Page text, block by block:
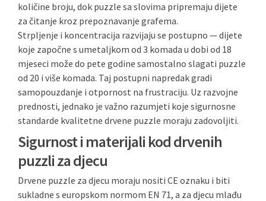
količine broju, dok puzzle sa slovima pripremaju dijete
za čitanje kroz prepoznavanje grafema.
Strpljenje i koncentracija razvijaju se postupno — dijete
koje započne s umetaljkom od 3 komada u dobi od 18
mjeseci može do pete godine samostalno slagati puzzle
od 20 i više komada. Taj postupni napredak gradi
samopouzdanje i otpornost na frustraciju. Uz razvojne
prednosti, jednako je važno razumjeti koje sigurnosne
standarde kvalitetne drvene puzzle moraju zadovoljiti.
Sigurnost i materijali kod drvenih
puzzli za djecu
Drvene puzzle za djecu moraju nositi CE oznaku i biti
sukladne s europskom normom EN 71, a za djecu mlađu